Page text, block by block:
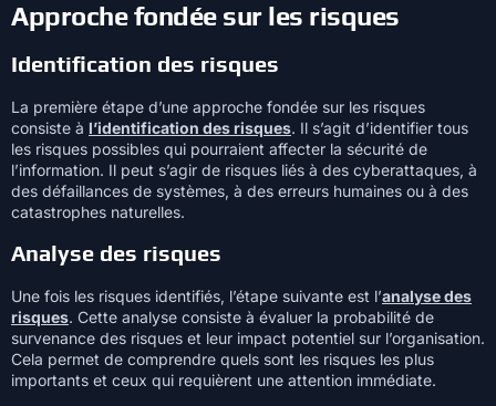
Approche fondée sur les risques
Identification des risques
La première étape d’une approche fondée sur les risques
consiste à l’identification des risques. Il s’agit d’identifier tous
les risques possibles qui pourraient affecter la sécurité de
l’information. Il peut s’agir de risques liés à des cyberattaques, à
des défaillances de systèmes, à des erreurs humaines ou à des
catastrophes naturelles.
Analyse des risques
Une fois les risques identifiés, l’étape suivante est l’analyse des
risques. Cette analyse consiste à évaluer la probabilité de
survenance des risques et leur impact potentiel sur l’organisation.
Cela permet de comprendre quels sont les risques les plus
importants et ceux qui requièrent une attention immédiate.